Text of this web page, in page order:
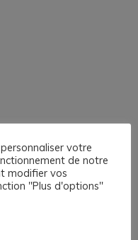
la liste
votre
de notre
modifier vos
"Plus d'options"